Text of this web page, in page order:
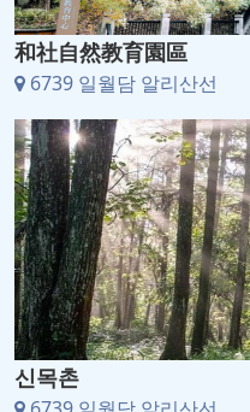
和社自然教育園區
6739 일월담 알리산선
신목촌